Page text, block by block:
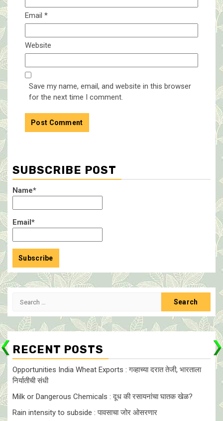
Email *
Website
Save my name, email, and website in this browser
for the next time I comment.
SUBSCRIBE POST
Name*
Email*
Search
RECENT POSTS
Opportunities India Wheat Exports : गव्हाच्या दरात तेजी, भारताला
निर्यातीची संधी
Milk or Dangerous Chemicals : दूध की रसायनांचा घातक खेळ?
Rain intensity to subside : पावसाचा जोर ओसरणार